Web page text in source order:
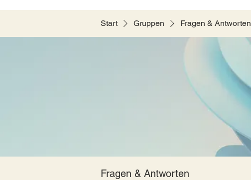
Start Gruppen Fragen & Antworten
Fragen & Antworten